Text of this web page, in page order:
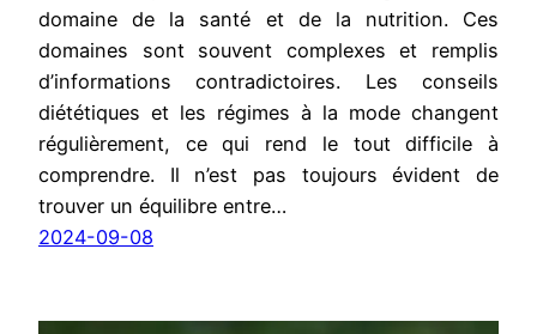
domaine de la santé et de la nutrition. Ces
domaines sont souvent complexes et remplis
d’informations contradictoires. Les conseils
diététiques et les régimes à la mode changent
régulièrement, ce qui rend le tout difficile à
comprendre. Il n’est pas toujours évident de
trouver un équilibre entre…
2024-09-08